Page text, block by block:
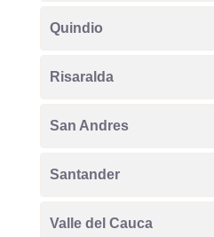
Quindio
Risaralda
San Andres
Santander
Valle del Cauca